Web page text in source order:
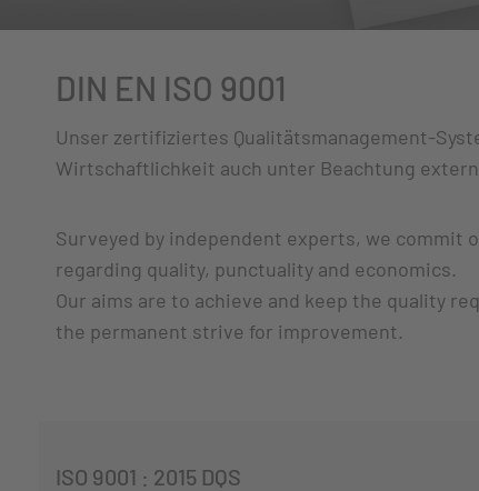
DIN EN ISO 9001
Unser zertifiziertes Qualitätsmanagement-
Wirtschaftlichkeit auch unter Beachtung
Surveyed by independent experts, we commit
regarding quality, punctuality and economics.
Our aims are to achieve and keep the quality
the permanent strive for improvement.
ISO 9001 : 2015 DQS